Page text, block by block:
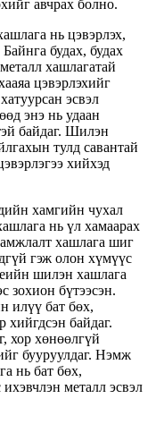
авчрах болно.
нь цэвэрлэх,
будах, будах
хашлагатай
цэвэрлэхийг
эсвэл
энэ нь удаан
байдаг. Шилэн
тулд савантай
хийхэд
хамгийн чухал
нь үл хамаарах
хашлага шиг
гэж олон хүмүүс
шилэн хашлага
зохион бүтээсэн.
илүү бат бөх,
хийгдсэн байдаг.
хор хөнөөлгүй
бууруулдаг. Нэмж
нь бат бөх,
металл эсвэл